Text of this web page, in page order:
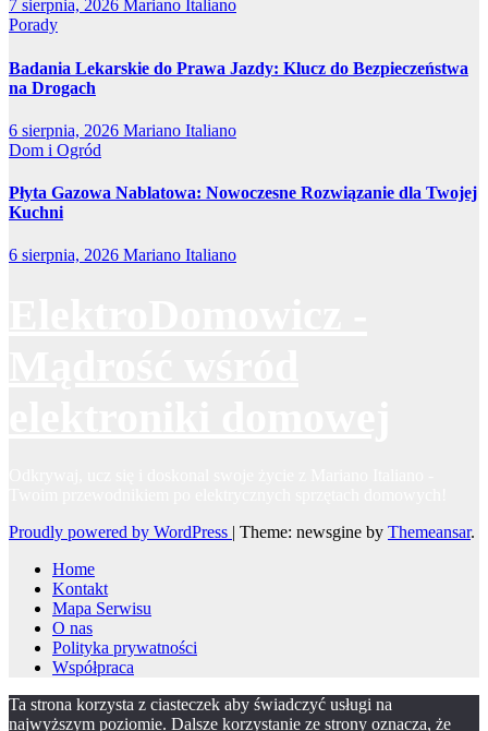
7 sierpnia, 2026 Mariano Italiano
Porady
Badania Lekarskie do Prawa Jazdy: Klucz do Bezpieczeństwa
na Drogach
6 sierpnia, 2026 Mariano Italiano
Dom i Ogród
Płyta Gazowa Nablatowa: Nowoczesne Rozwiązanie dla Twojej
Kuchni
6 sierpnia, 2026 Mariano Italiano
Proudly powered by WordPress | Theme: newsgine by Themeansar.
Home
Kontakt
Mapa Serwisu
O nas
Polityka prywatności
Współpraca
Ta strona korzysta z ciasteczek aby świadczyć usługi na
najwyższym poziomie. Dalsze korzystanie ze strony oznacza, że